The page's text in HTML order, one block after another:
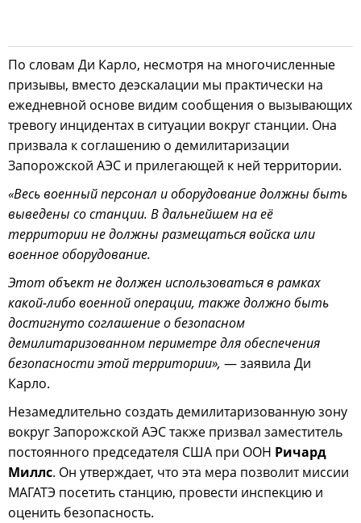
По словам Ди Карло, несмотря на многочисленные
призывы, вместо деэскалации мы практически на
ежедневной основе видим сообщения о вызывающих
тревогу инцидентах в ситуации вокруг станции. Она
призвала к соглашению о демилитаризации
Запорожской АЭС и прилегающей к ней территории.
«Весь военный персонал и оборудование должны быть
выведены со станции. В дальнейшем на её
территории не должны размещаться войска или
военное оборудование.
Этот объект не должен использоваться в рамках
какой-либо военной операции, также должно быть
достигнуто соглашение о безопасном
демилитаризованном периметре для обеспечения
безопасности этой территории», — заявила Ди
Карло.
Незамедлительно создать демилитаризованную зону
вокруг Запорожской АЭС также призвал заместитель
постоянного председателя США при ООН Ричард
Миллс. Он утверждает, что эта мера позволит миссии
МАГАТЭ посетить станцию, провести инспекцию и
оценить безопасность.